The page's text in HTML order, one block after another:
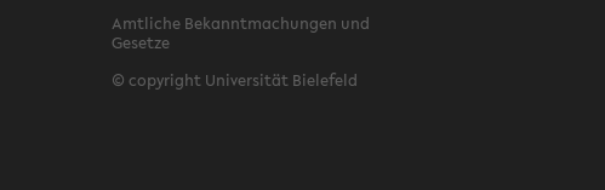
Amtliche Bekanntmachungen und
Gesetze
© copyright Universität Bielefeld